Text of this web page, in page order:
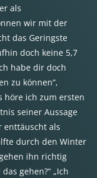
als
wir mit der
das Geringste
doch keine 5,7
habe dir doch
zu können“,
höre ich zum ersten
seiner Aussage
enttäuscht als
durch den Winter
ihn richtig
gehen?“ „Ich